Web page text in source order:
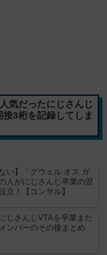
気だったにじさんじ
3桁を記録してしま
い】「グウェル オス ガ
人がにじさんじ卒業の翌
立！【コンサル】
じさんじVTAを卒業また
ンバーのその後まとめ